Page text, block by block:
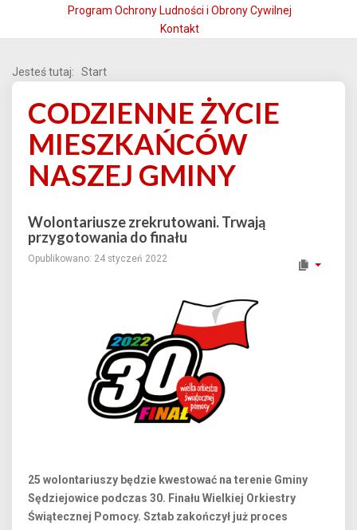
Program Ochrony Ludności i Obrony Cywilnej
Kontakt
Jesteś tutaj: Start
CODZIENNE ŻYCIE
MIESZKAŃCÓW
NASZEJ GMINY
Wolontariusze zrekrutowani. Trwają
przygotowania do finału
Opublikowano: 24 styczeń 2022
25 wolontariuszy będzie kwestować na terenie Gminy
Sędziejowice podczas 30. Finału Wielkiej Orkiestry
Świątecznej Pomocy. Sztab zakończył już proces